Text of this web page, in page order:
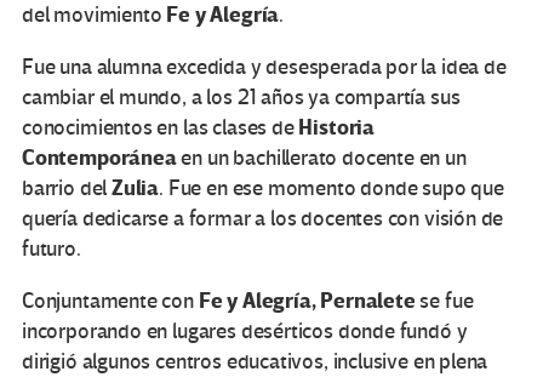
del movimiento Fe y Alegría.
Fue una alumna excedida y desesperada por la idea de
cambiar el mundo, a los 21 años ya compartía sus
conocimientos en las clases deHistoria
Contemporáneaen un bachillerato docente en un
barrio delZulia. Fue en ese momento donde supo que
quería dedicarse a formar a los docentes con visión de
futuro.
Conjuntamente con Fe y Alegría, Pernalete se fue
incorporando en lugares desérticos donde fundó y
dirigió algunos centros educativos, inclusive en plena